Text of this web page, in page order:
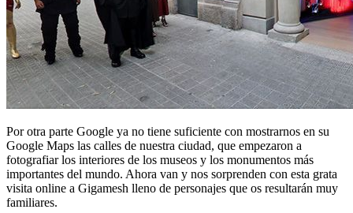
Por otra parte Google ya no tiene suficiente con mostrarnos en su
Google Maps las calles de nuestra ciudad, que empezaron a
fotografiar los interiores de los museos y los monumentos más
importantes del mundo. Ahora van y nos sorprenden con esta grata
visita online a Gigamesh lleno de personajes que os resultarán muy
familiares.